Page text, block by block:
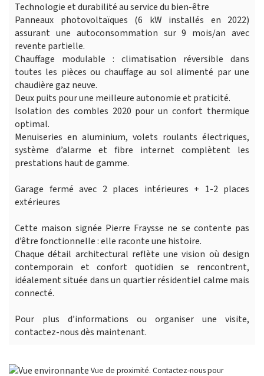
Technologie et durabilité au service du bien-être
Panneaux photovoltaïques (6 kW installés en 2022)
assurant une autoconsommation sur 9 mois/an avec
revente partielle.
Chauffage modulable : climatisation réversible dans
toutes les pièces ou chauffage au sol alimenté par une
chaudière gaz neuve.
Deux puits pour une meilleure autonomie et praticité.
Isolation des combles 2020 pour un confort thermique
optimal.
Menuiseries en aluminium, volets roulants électriques,
système d’alarme et fibre internet complètent les
prestations haut de gamme.
Garage fermé avec 2 places intérieures + 1-2 places
extérieures
Cette maison signée Pierre Fraysse ne se contente pas
d’être fonctionnelle : elle raconte une histoire.
Chaque détail architectural reflète une vision où design
contemporain et confort quotidien se rencontrent,
idéalement située dans un quartier résidentiel calme mais
connecté.
Pour plus d’informations ou organiser une visite,
contactez-nous dès maintenant.
Vue de proximité. Contactez-nous pour